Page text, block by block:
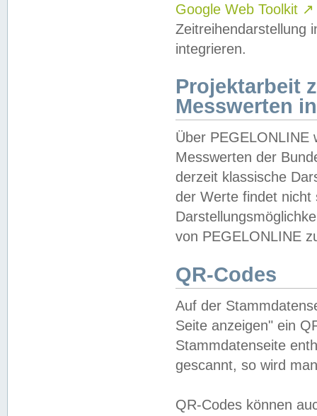
Google Web Toolkit ↗
Zeitreihendarstellung
integrieren.
Projektarbeit
Messwerten
Über PEGELONLINE
Messwerten der
derzeit klassische
der Werte findet
von PEGELONLINE
QR-Codes
Auf der
Seite anzeigen" ein
Stammdatenseite
gescannt, so wird
QR-Codes können